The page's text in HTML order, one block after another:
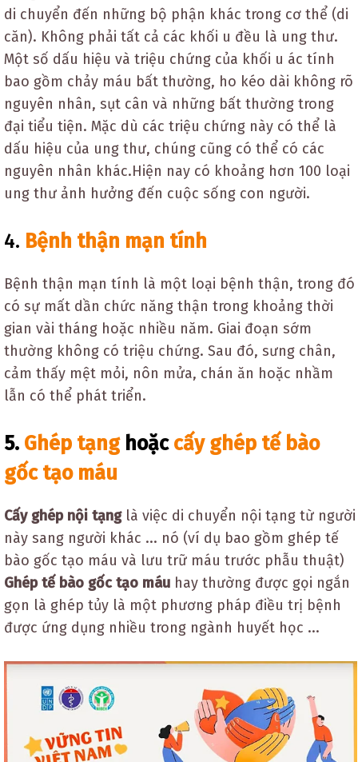
di chuyển đến những bộ phận khác trong cơ thể (di
căn). Không phải tất cả các khối u đều là ung thư.
Một số dấu hiệu và triệu chứng của khối u ác tính
bao gồm chảy máu bất thường, ho kéo dài không rõ
nguyên nhân, sụt cân và những bất thường trong
đại tiểu tiện. Mặc dù các triệu chứng này có thể là
dấu hiệu của ung thư, chúng cũng có thể có các
nguyên nhân khác.Hiện nay có khoảng hơn 100 loại
ung thư ảnh hưởng đến cuộc sống con người.
4. Bệnh thận mạn tính
Bệnh thận mạn tính là một loại bệnh thận, trong đó
có sự mất dần chức năng thận trong khoảng thời
gian vài tháng hoặc nhiều năm. Giai đoạn sớm
thường không có triệu chứng. Sau đó, sưng chân,
cảm thấy mệt mỏi, nôn mửa, chán ăn hoặc nhầm
lẫn có thể phát triển.
5. Ghép tạng hoặc cấy ghép tế bào
gốc tạo máu
Cấy ghép nội tạnglà việc di chuyển nội tạng từ người
này sang người khác ... nó (ví dụ bao gồm ghép tế
bào gốc tạo máu và lưu trữ máu trước phẫu thuật)
Ghép tế bào gốc tạo máu hay thường được gọi ngắn
gọn là ghép tủy là một phương pháp điều trị bệnh
được ứng dụng nhiều trong ngành huyết học ...